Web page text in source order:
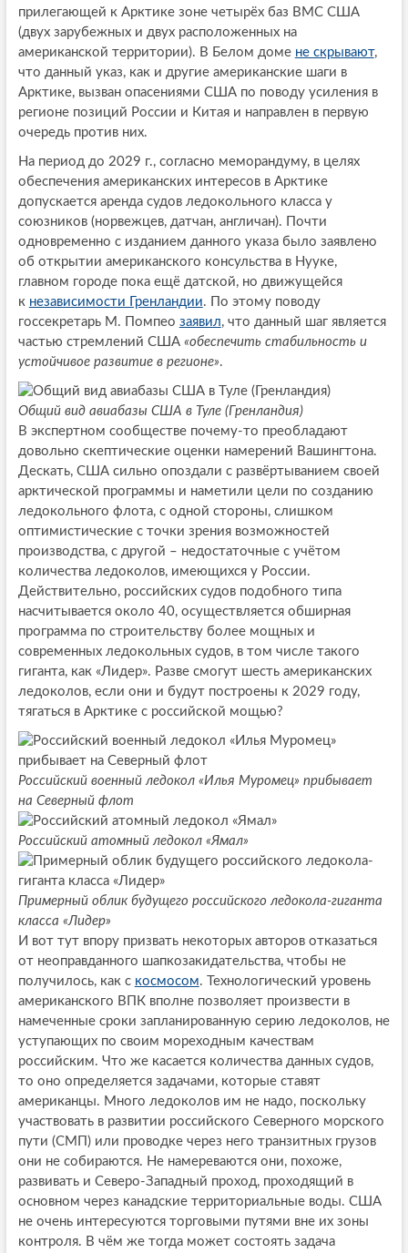
прилегающей к Арктике зоне четырёх баз ВМС США
(двух зарубежных и двух расположенных на
американской территории). В Белом доме не скрывают,
что данный указ, как и другие американские шаги в
Арктике, вызван опасениями США по поводу усиления в
регионе позиций России и Китая и направлен в первую
очередь против них.
На период до 2029 г., согласно меморандуму, в целях
обеспечения американских интересов в Арктике
допускается аренда судов ледокольного класса у
союзников (норвежцев, датчан, англичан). Почти
одновременно с изданием данного указа было заявлено
об открытии американского консульства в Нууке,
главном городе пока ещё датской, но движущейся
к независимости Гренландии. По этому поводу
госсекретарь М. Помпео заявил, что данный шаг является
частью стремлений США «обеспечить стабильность и
устойчивое развитие в регионе».
Общий вид авиабазы США в Туле (Гренландия)
В экспертном сообществе почему-то преобладают
довольно скептические оценки намерений Вашингтона.
Дескать, США сильно опоздали с развёртыванием своей
арктической программы и наметили цели по созданию
ледокольного флота, с одной стороны, слишком
оптимистические с точки зрения возможностей
производства, с другой – недостаточные с учётом
количества ледоколов, имеющихся у России.
Действительно, российских судов подобного типа
насчитывается около 40, осуществляется обширная
программа по строительству более мощных и
современных ледокольных судов, в том числе такого
гиганта, как «Лидер». Разве смогут шесть американских
ледоколов, если они и будут построены к 2029 году,
тягаться в Арктике с российской мощью?
Российский военный ледокол «Илья Муромец» прибывает
на Северный флот
Российский атомный ледокол «Ямал»
Примерный облик будущего российского ледокола-гиганта
класса «Лидер»
И вот тут впору призвать некоторых авторов отказаться
от неоправданного шапкозакидательства, чтобы не
получилось, как с космосом. Технологический уровень
американского ВПК вполне позволяет произвести в
намеченные сроки запланированную серию ледоколов, не
уступающих по своим мореходным качествам
российским. Что же касается количества данных судов,
то оно определяется задачами, которые ставят
американцы. Много ледоколов им не надо, поскольку
участвовать в развитии российского Северного морского
пути (СМП) или проводке через него транзитных грузов
они не собираются. Не намереваются они, похоже,
развивать и Северо-Западный проход, проходящий в
основном через канадские территориальные воды. США
не очень интересуются торговыми путями вне их зоны
контроля. В чём же тогда может состоять задача